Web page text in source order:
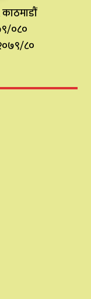
०८०
८०